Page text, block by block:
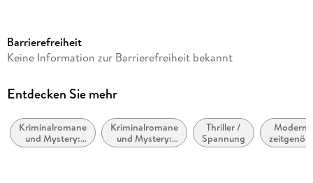
Laufzeit
Reihe
Autor/Autorin
Viveca Sten
Barrierefreiheit
Keine Information zur Barrierefreiheit bekannt
Entdecken Sie mehr
Kriminalromane
und Mystery:
weibliche
Kriminalromane
und Mystery:
Polizeiarbeit &
Thriller /
Spannung